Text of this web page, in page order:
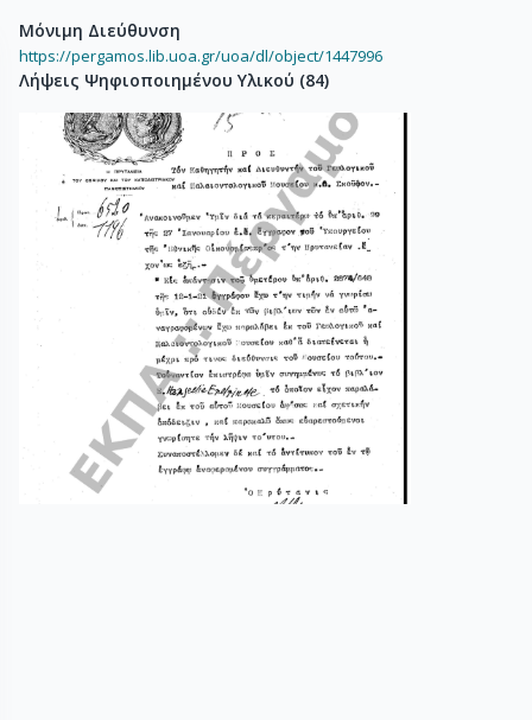
Μόνιμη Διεύθυνση
https://pergamos.lib.uoa.gr/uoa/dl/object/1447996
Λήψεις Ψηφιοποιημένου Υλικού (84)